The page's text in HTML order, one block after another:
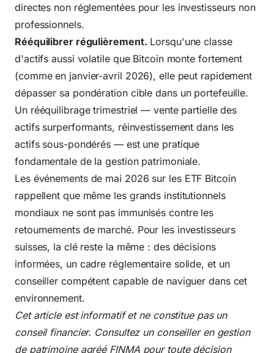
directes non réglementées pour les investisseurs non
professionnels.
Rééquilibrer régulièrement. Lorsqu'une classe
d'actifs aussi volatile que Bitcoin monte fortement
(comme en janvier-avril 2026), elle peut rapidement
dépasser sa pondération cible dans un portefeuille.
Un rééquilibrage trimestriel — vente partielle des
actifs surperformants, réinvestissement dans les
actifs sous-pondérés — est une pratique
fondamentale de la gestion patrimoniale.
Les événements de mai 2026 sur les ETF Bitcoin
rappellent que même les grands institutionnels
mondiaux ne sont pas immunisés contre les
retournements de marché. Pour les investisseurs
suisses, la clé reste la même : des décisions
informées, un cadre réglementaire solide, et un
conseiller compétent capable de naviguer dans cet
environnement.
Cet article est informatif et ne constitue pas un
conseil financier. Consultez un conseiller en gestion
de patrimoine agréé FINMA pour toute décision